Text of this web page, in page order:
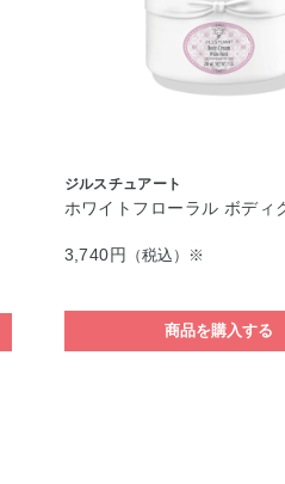
ジルスチュアート
ホワイトフローラル ボディ
3,740円 （税込）※
商品を購入する